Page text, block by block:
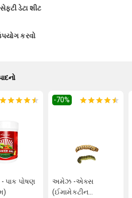
ડેટા શીટ
કરવો
પાક પોષણ
-70%
અમેઝ -એક્સ
(ઈમામેકટીન